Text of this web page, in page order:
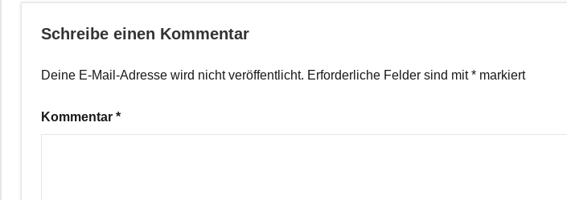
Schreibe einen Kommentar
Deine E-Mail-Adresse wird nicht veröffentlicht. Erforderliche Felder sind mit* markiert
Kommentar *